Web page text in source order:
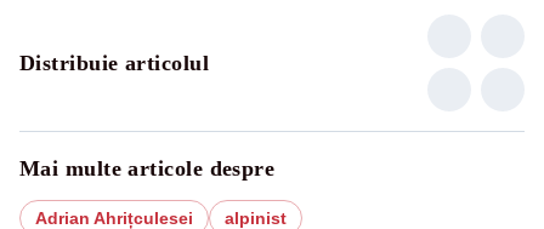
Distribuie articolul
Mai multe articole despre
Adrian Ahrițculesei alpinist